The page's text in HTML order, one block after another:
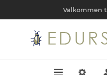
Välkommen